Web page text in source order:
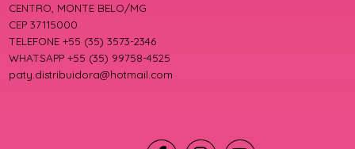
CENTRO, MONTE BELO/MG
CEP 37115000
TELEFONE +55 (35) 3573-2346
WHATSAPP +55 (35) 99758-4525
paty.distribuidora@hotmail.com